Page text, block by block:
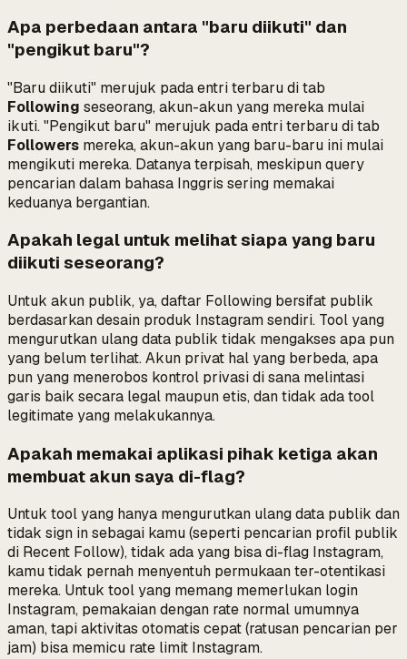
Apa perbedaan antara "baru diikuti" dan
"pengikut baru"?
"Baru diikuti" merujuk pada entri terbaru di tab
Following seseorang, akun-akun yang mereka mulai
ikuti. "Pengikut baru" merujuk pada entri terbaru di tab
Followers mereka, akun-akun yang baru-baru ini mulai
mengikuti mereka. Datanya terpisah, meskipun query
pencarian dalam bahasa Inggris sering memakai
keduanya bergantian.
Apakah legal untuk melihat siapa yang baru
diikuti seseorang?
Untuk akun publik, ya, daftar Following bersifat publik
berdasarkan desain produk Instagram sendiri. Tool yang
mengurutkan ulang data publik tidak mengakses apa pun
yang belum terlihat. Akun privat hal yang berbeda, apa
pun yang menerobos kontrol privasi di sana melintasi
garis baik secara legal maupun etis, dan tidak ada tool
legitimate yang melakukannya.
Apakah memakai aplikasi pihak ketiga akan
membuat akun saya di-flag?
Untuk tool yang hanya mengurutkan ulang data publik dan
tidak sign in sebagai kamu (seperti pencarian profil publik
di Recent Follow), tidak ada yang bisa di-flag Instagram,
kamu tidak pernah menyentuh permukaan ter-otentikasi
mereka. Untuk tool yang memang memerlukan login
Instagram, pemakaian dengan rate normal umumnya
aman, tapi aktivitas otomatis cepat (ratusan pencarian per
jam) bisa memicu rate limit Instagram.